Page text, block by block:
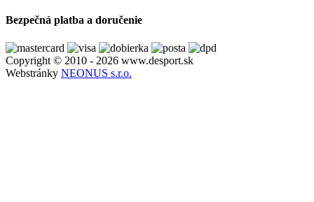
Bezpečná platba a doručenie
Copyright © 2010 - 2026 www.desport.sk
Webstránky NEONUS s.r.o.